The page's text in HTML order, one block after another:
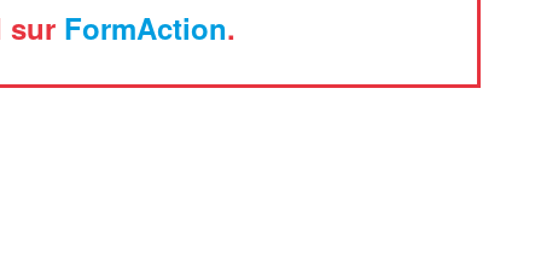
sur FormAction.